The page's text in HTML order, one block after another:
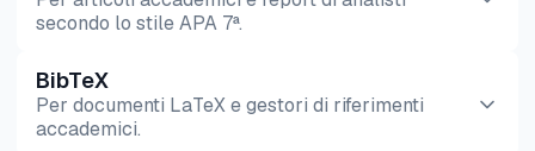
secondo lo stile APA 7ª.
Anteprima
BibTeX
Per documenti LaTeX e gestori di riferimenti
accademici.